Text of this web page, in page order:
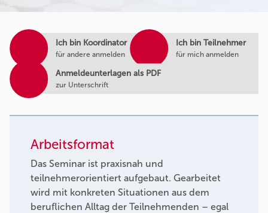
Arbeitsformat
Das Seminar ist praxisnah und
teilnehmerorientiert aufgebaut. Gearbeitet
wird mit konkreten Situationen aus dem
beruflichen Alltag der Teilnehmenden – egal
Ich bin Koordinator
für andere anmelden
Ich bin Teilnehmer
für mich anmelden
Anmeldeunterlagen als PDF
zur Unterschrift